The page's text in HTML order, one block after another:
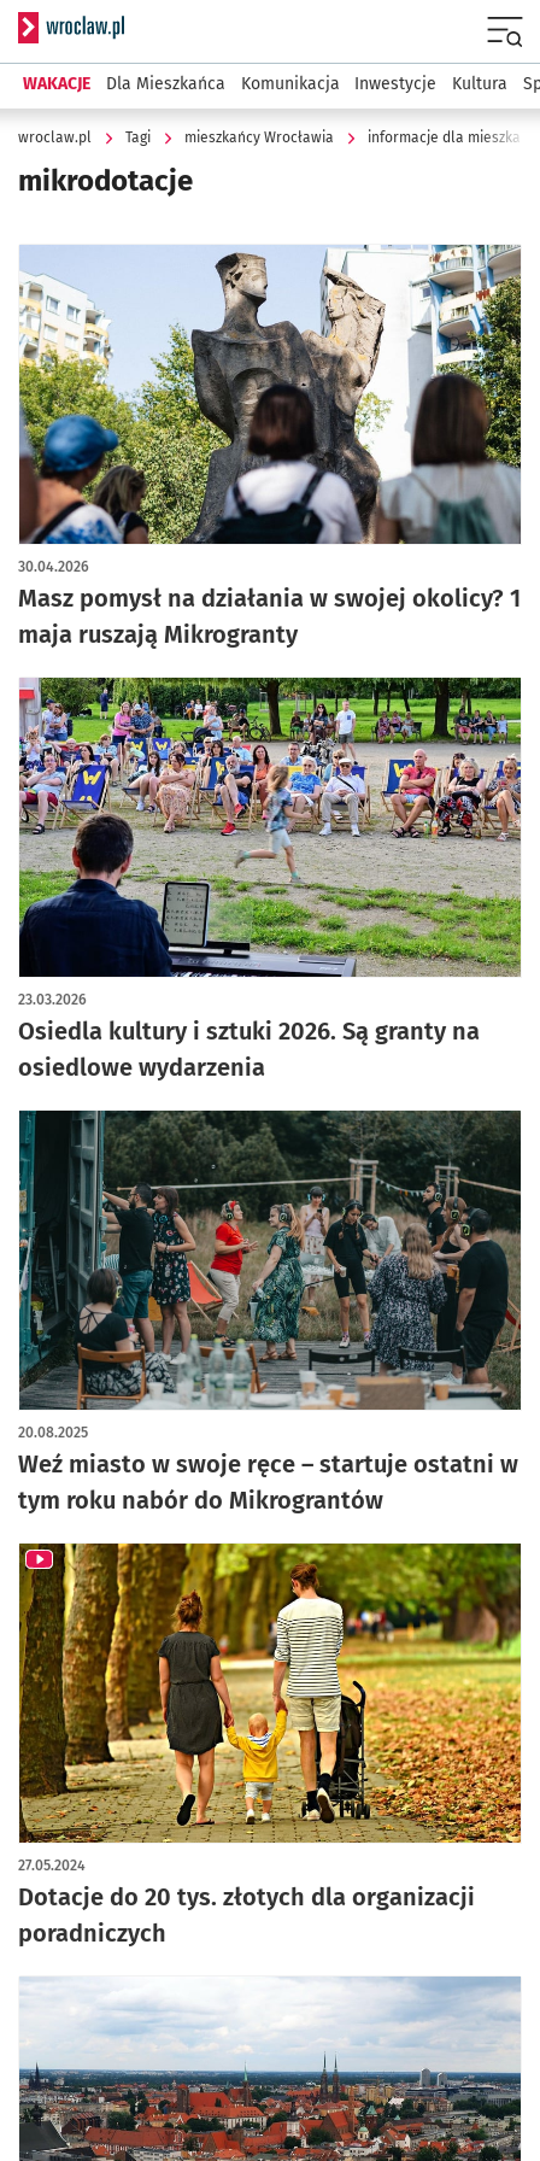
Serwis informacyjny wroclaw.pl
WAKACJE Dla Mieszkańca Komunikacja Inwestycje Kultura
wroclaw.pl Tagi mieszkańcy Wrocławia informacje dla
mikrodotacje
Masz pomysł na działania w swojej okolicy? 1
maja ruszają Mikrogranty
30.04.2026
Osiedla kultury i sztuki 2026. Są granty na
osiedlowe wydarzenia
23.03.2026
Weź miasto w swoje ręce – startuje ostatni w
tym roku nabór do Mikrograntów
20.08.2025
Dotacje do 20 tys. złotych dla organizacji
poradniczych
27.05.2024